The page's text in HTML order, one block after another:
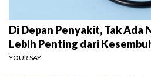
Di Depan Penyakit, Tak Ada
Lebih Penting dari
YOUR SAY